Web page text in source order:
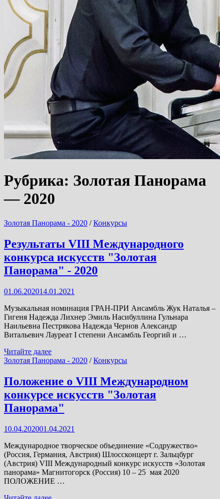
Рубрика: Золотая Панорама
— 2020
Золотая Панорама - 2020 /Конкурсы
Результаты VIII Международного
конкурса искусств "Золотая
Панорама" - 2020
01.06.202014.01.2021
Музыкальная номинация ГРАН-ПРИ Ансамбль Жук Наталья –
Гигеня Надежда Лихнер Эмиль Насибуллина Гульнара
Наильевна Пестрякова Надежда Чернов Александр
Витальевич Лауреат I степени Ансамбль Георгий и …
Результаты
VIII
конкурса
искусств
"Золотая
Панорама"
-
Читайте далее
Золотая Панорама - 2020 /Конкурсы
Положение о VIII Международном
конкурсе искусств "Золотая
Панорама"
10.04.202001.04.2021
Международное творческое объединение «Содружество»
(Россия, Германия, Австрия) Шлоссконцерт г. Зальцбург
(Австрия) VIII Международный конкурс искусств «Золотая
панорама» Магнитогорск (Россия) 10 – 25 мая 2020
ПОЛОЖЕНИЕ …
Положение